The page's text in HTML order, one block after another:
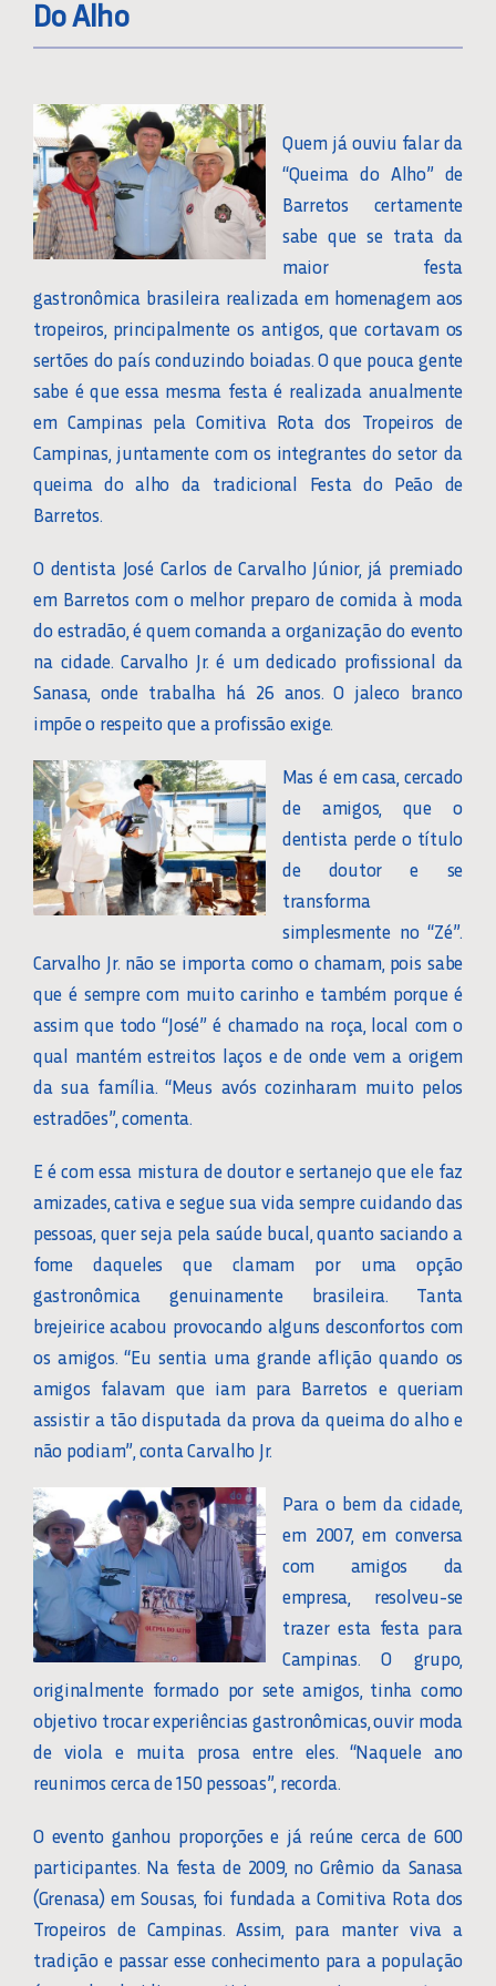
Do Alho
Quem já ouviu falar da
“Queima do Alho” de
Barretos certamente
sabe que se trata da
maior festa
gastronômica brasileira realizada em homenagem aos
tropeiros, principalmente os antigos, que cortavam os
sertões do país conduzindo boiadas. O que pouca gente
sabe é que essa mesma festa é realizada anualmente
em Campinas pela Comitiva Rota dos Tropeiros de
Campinas, juntamente com os integrantes do setor da
queima do alho da tradicional Festa do Peão de
Barretos.
O dentista José Carlos de Carvalho Júnior, já premiado
em Barretos com o melhor preparo de comida à moda
do estradão, é quem comanda a organização do evento
na cidade. Carvalho Jr. é um dedicado profissional da
Sanasa, onde trabalha há 26 anos. O jaleco branco
impõe o respeito que a profissão exige.
Mas é em casa, cercado
de amigos, que o
dentista perde o título
de doutor e se
transforma
simplesmente no “Zé”.
Carvalho Jr. não se importa como o chamam, pois sabe
que é sempre com muito carinho e também porque é
assim que todo “José” é chamado na roça, local com o
qual mantém estreitos laços e de onde vem a origem
da sua família. “Meus avós cozinharam muito pelos
estradões”, comenta.
E é com essa mistura de doutor e sertanejo que ele faz
amizades, cativa e segue sua vida sempre cuidando das
pessoas, quer seja pela saúde bucal, quanto saciando a
fome daqueles que clamam por uma opção
gastronômica genuinamente brasileira. Tanta
brejeirice acabou provocando alguns desconfortos com
os amigos. “Eu sentia uma grande aflição quando os
amigos falavam que iam para Barretos e queriam
assistir a tão disputada da prova da queima do alho e
não podiam”, conta Carvalho Jr.
Para o bem da cidade,
em 2007, em conversa
com amigos da
empresa, resolveu-se
trazer esta festa para
Campinas. O grupo,
originalmente formado por sete amigos, tinha como
objetivo trocar experiências gastronômicas, ouvir moda
de viola e muita prosa entre eles. “Naquele ano
reunimos cerca de 150 pessoas”, recorda.
O evento ganhou proporções e já reúne cerca de 600
participantes. Na festa de 2009, no Grêmio da Sanasa
(Grenasa) em Sousas, foi fundada a Comitiva Rota dos
Tropeiros de Campinas. Assim, para manter viva a
tradição e passar esse conhecimento para a população